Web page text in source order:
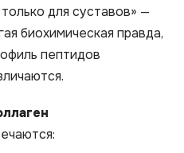
для суставов» —
биохимическая правда,
пептидов